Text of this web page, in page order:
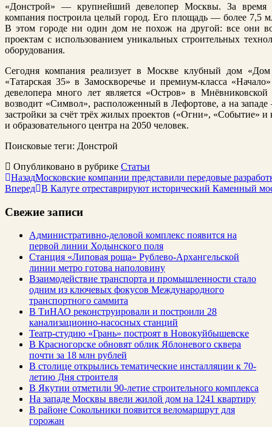
«Донстрой» — крупнейший девелопер Москвы. За время
компания построила целый город. Его площадь — более 7,5
В этом городе ни один дом не похож на другой: все они
проектам с использованием уникальных строительных
оборудования.
Сегодня компания реализует в Москве клубный дом
«Татарская 35» в Замоскворечье и премиум-класса
девелопера много лет является «Остров» в
возводит «Символ», расположенный в Лефортове, а на
застройки за счёт трёх жилых проектов («Огни», «Событие»
и образовательного центра на 2050 человек.
Поисковые теги: Донстрой
Опубликовано в рубрике Статьи
НазадМосковские компании представили передовые
Вперед В Калуге отреставрируют исторический Каменный
Свежие записи
Административно-деловой комплекс появится на
первой линии Ходынского поля
Станция «Липовая роща» Рублево-Архангельской
линии метро готова наполовину
Взаимодействие транспорта и промышленности стало
одним из ключевых фокусов Международного
транспортного саммита
В ТиНАО реконструировали и построили 28
канализационно-насосных станций
Театр-студию «Грань» построят в Новокуйбышевске
В Красногорске обновят облик Яблоневого сквера
почти за 18 млн рублей
В столице открылись тематические инсталляции к 70-
летию Дня строителя
В Якутии отметили 90-летие строительного комплекса
На западе Москвы ввели жилой дом на 1241 квартиру
В районе Сокольники появится веломаршрут для
горожан